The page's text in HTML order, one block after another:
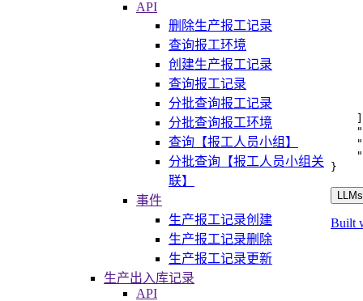
API
删除生产报工记录
查询报工环境
创建生产报工记录
查询报工记录
分批查询报工记录
分批查询报工环境
查询【报工人员小组】
分批查询【报工人员小组关
联】
事件
生产报工记录创建
生产报工记录删除
生产报工记录更新
生产出入库记录
API
}
Built